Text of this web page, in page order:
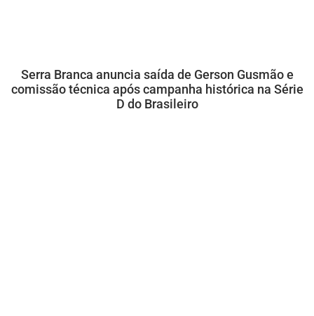
Serra Branca anuncia saída de Gerson Gusmão e
comissão técnica após campanha histórica na Série
D do Brasileiro